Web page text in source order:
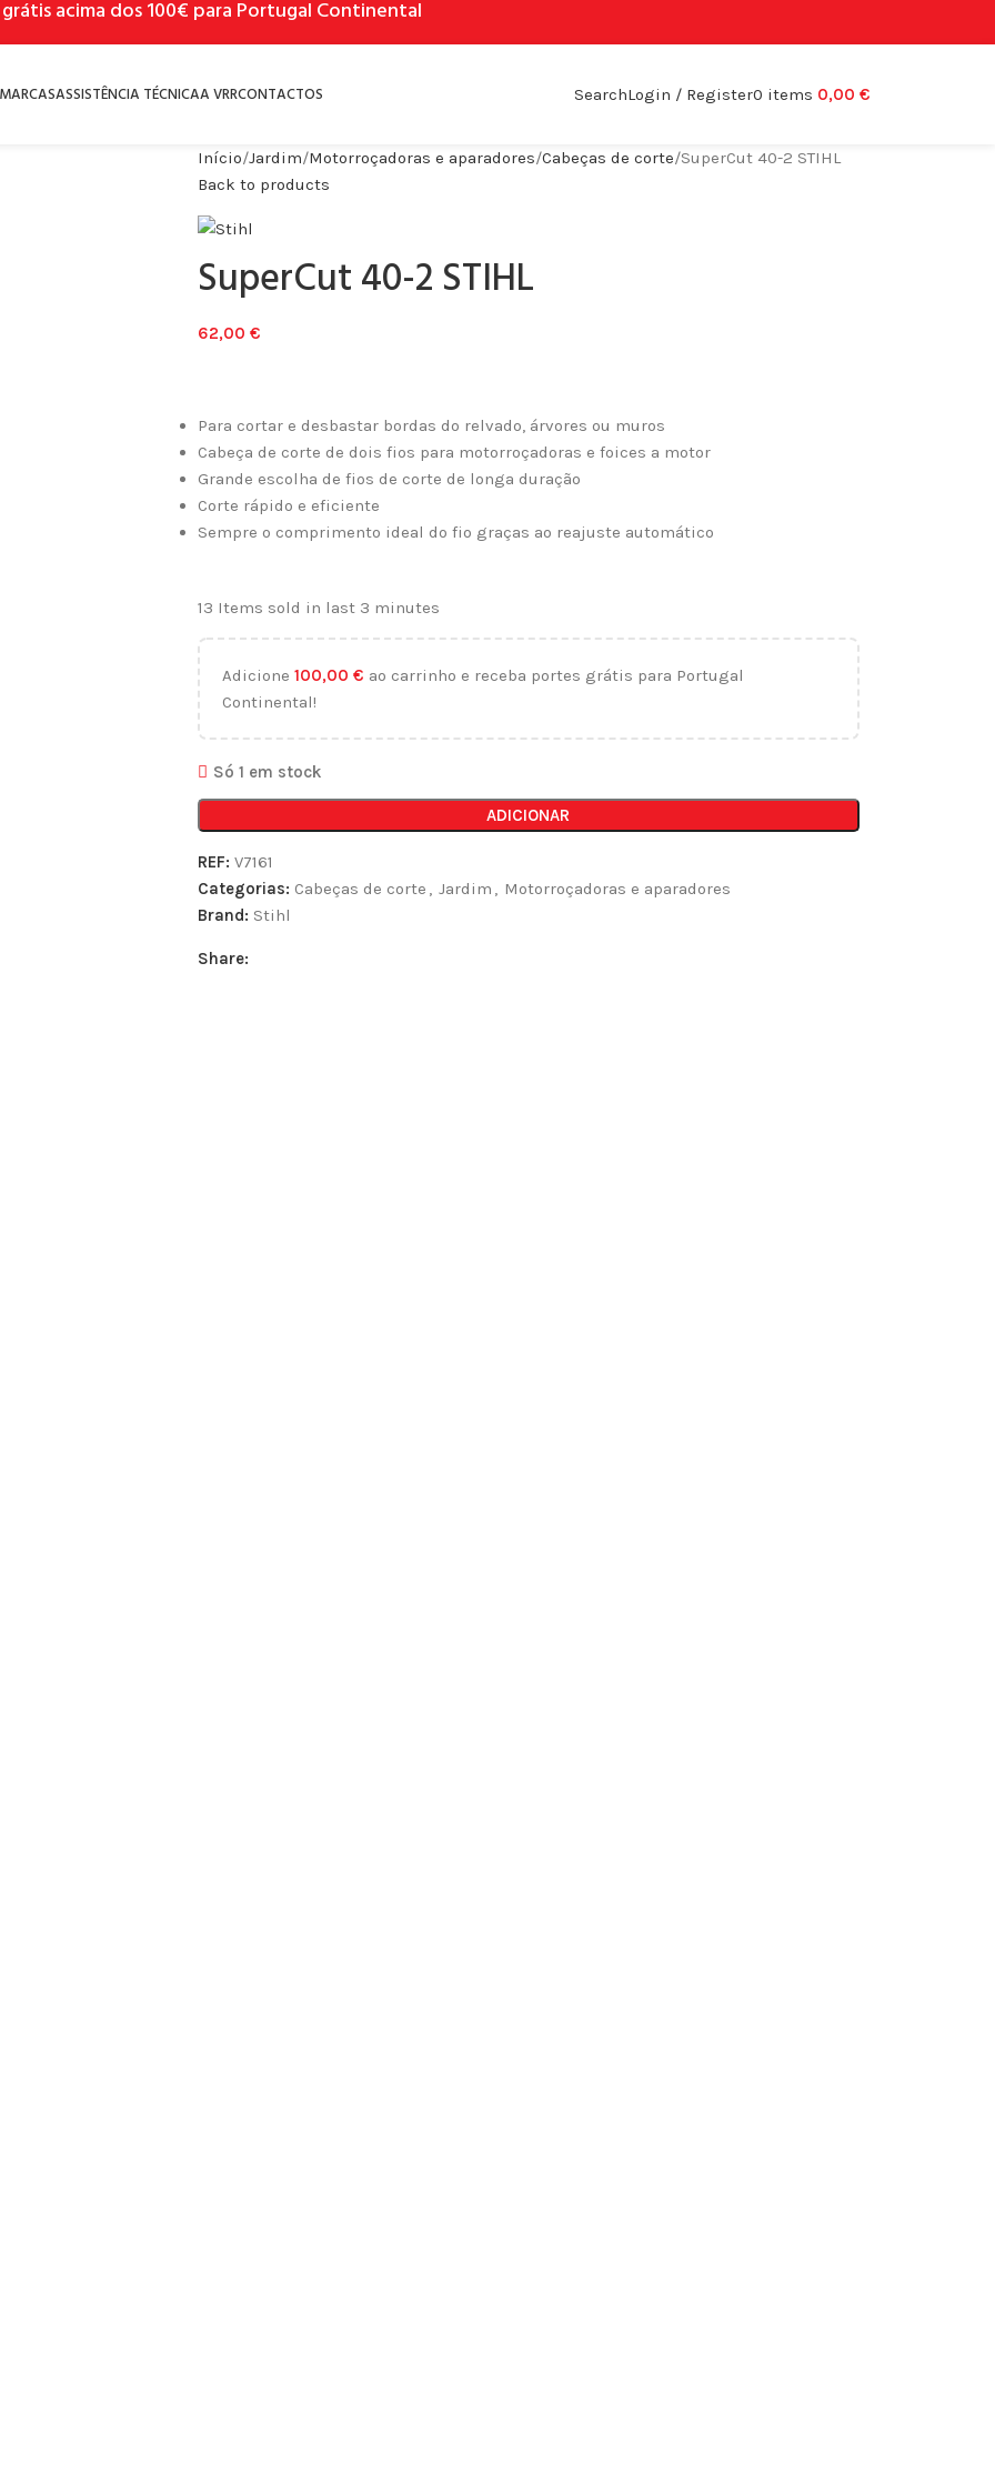
acima dos 100€ para Portugal Continental
MARCASASSISTÊNCIA TÉCNICAA VRRCONTACTOS SearchLogin / Register0 items 0,00 €
Início Jardim Motorroçadoras e aparadores Cabeças de corte SuperCut 40-2 STIHL
Back to products
SuperCut 40-2 STIHL
62,00 €
Para cortar e desbastar bordas do relvado, árvores ou muros
Cabeça de corte de dois fios para motorroçadoras e foices a motor
Grande escolha de fios de corte de longa duração
Corte rápido e eficiente
Sempre o comprimento ideal do fio graças ao reajuste automático
13 Items sold in last 3 minutes
Adicione 100,00 € ao carrinho e receba portes grátis para Portugal
Continental!
Só 1 em stock
ADICIONAR
REF: V7161
Categorias: Cabeças de corte , Jardim , Motorroçadoras e aparadores
Brand: Stihl
Share: